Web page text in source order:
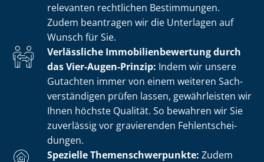
relevanten rechtlichen Bestimmungen.
Zudem beantragen wir die Unterlagen auf
Wunsch für Sie.
Verlässliche Im­mo­bi­li­en­be­wer­tung durch
das Vier-Augen-Prinzip: Indem wir unsere
Gutachten immer von einem weiteren Sach­
ver­stän­di­gen prüfen lassen, gewährleisten wir
Ihnen höchste Qualität. So bewahren wir Sie
zuverlässig vor gravierenden Fehl­ent­schei­
dun­gen.
Spezielle The­men­schwer­punk­te: Zudem